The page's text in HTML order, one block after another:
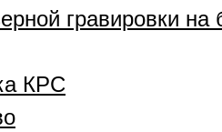
гравировки на
КРС